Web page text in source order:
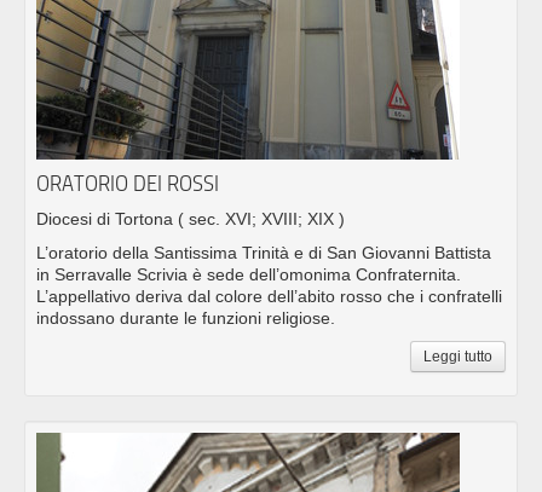
ORATORIO DEI ROSSI
Diocesi di Tortona ( sec. XVI; XVIII; XIX )
L’oratorio della Santissima Trinità e di San Giovanni Battista
in Serravalle Scrivia è sede dell’omonima Confraternita.
L’appellativo deriva dal colore dell’abito rosso che i confratelli
indossano durante le funzioni religiose.
Leggi tutto